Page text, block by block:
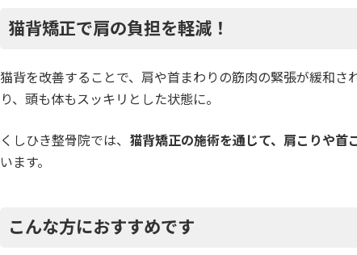
猫背矯正で肩の負担を軽減！
猫背を改善することで、肩や首まわりの筋肉の緊張が緩和さ
り、頭も体もスッキリとした状態に。
くしひき整骨院では、 猫背矯正の施術を通じて、肩こりや首
います。
こんな方におすすめです